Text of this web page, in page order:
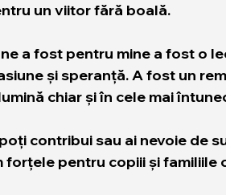
un viitor fără boală.
a fost pentru mine a fost o
și speranță. A fost un
chiar și în cele mai
contribui sau ai nevoie de
forțele pentru copiii și